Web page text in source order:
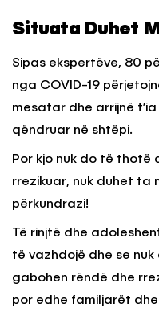
Situata Duhet
Sipas ekspertëve, 80
nga COVID-19
mesatar dhe arrijnë
qëndruar në shtëpi.
Por kjo nuk do të thotë
rrezikuar, nuk duhet ta
përkundrazi!
Të rinjtë dhe
të vazhdojë dhe se nuk
gabohen rëndë dhe
por edhe familjarët